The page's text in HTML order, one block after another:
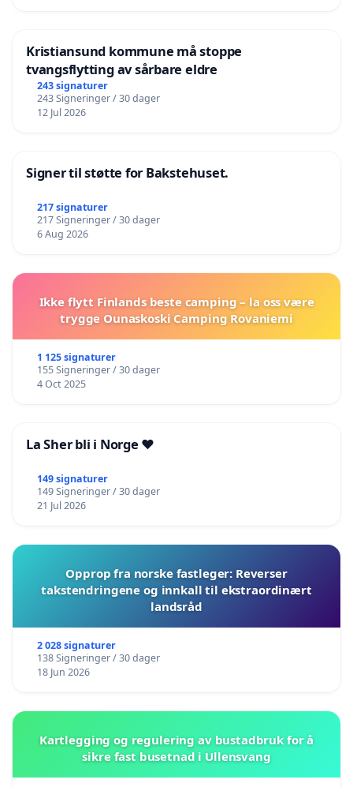
Kristiansund kommune må stoppe
tvangsflytting av sårbare eldre
243 signaturer
243 Signeringer / 30 dager
12 Jul 2026
Signer til støtte for Bakstehuset.
217 signaturer
217 Signeringer / 30 dager
6 Aug 2026
Ikke flytt Finlands beste camping – la oss være
trygge Ounaskoski Camping Rovaniemi
1 125 signaturer
155 Signeringer / 30 dager
4 Oct 2025
La Sher bli i Norge ❤️
149 signaturer
149 Signeringer / 30 dager
21 Jul 2026
Opprop fra norske fastleger: Reverser
takstendringene og innkall til ekstraordinært
landsråd
2 028 signaturer
138 Signeringer / 30 dager
18 Jun 2026
Kartlegging og regulering av bustadbruk for å
sikre fast busetnad i Ullensvang